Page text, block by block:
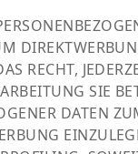
RECHT,
SIE
DATEN